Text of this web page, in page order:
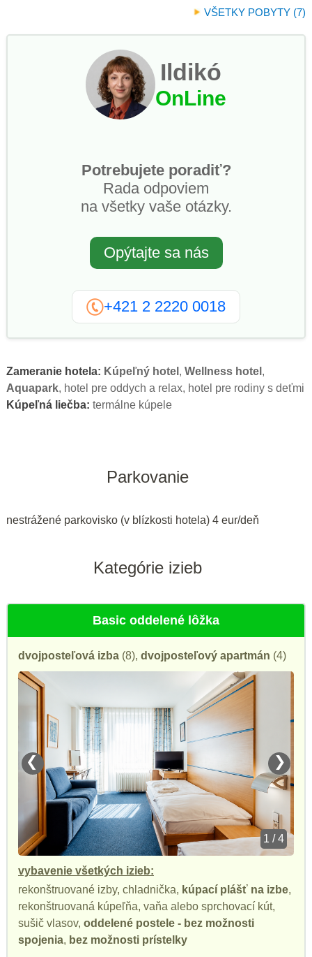
VŠETKY POBYTY (7)
Ildikó
OnLine
Potrebujete poradiť?
Rada odpoviem
na všetky vaše otázky.
Opýtajte sa nás
+421 2 2220 0018
Zameranie hotela: Kúpeľný hotel , Wellness hotel ,
Aquapark, hotel pre oddych a relax, hotel pre rodiny s deťmi
Kúpeľná liečba: termálne kúpele
Parkovanie
nestrážené parkovisko (v blízkosti hotela) 4 eur/deň
Kategórie izieb
Basic oddelené lôžka
dvojposteľová izba (8), dvojposteľový apartmán (4)
❮ ❯
1 / 4
vybavenie všetkých izieb:
rekonštruované izby, chladnička, kúpací plášť na izbe,
rekonštruovaná kúpeľňa, vaňa alebo sprchovací kút,
sušič vlasov, oddelené postele - bez možnosti
spojenia, bez možnosti prístelky